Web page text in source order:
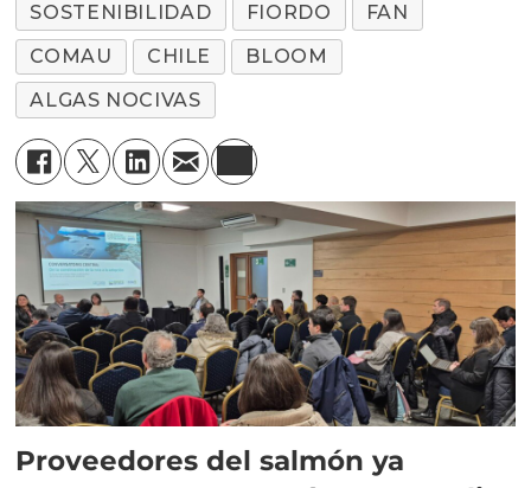
SOSTENIBILIDAD
FIORDO
FAN
COMAU
CHILE
BLOOM
ALGAS NOCIVAS
Proveedores del salmón ya